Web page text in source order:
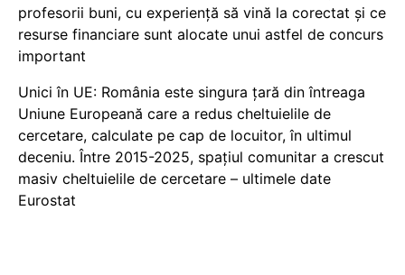
profesorii buni, cu experiență să vină la corectat și ce
resurse financiare sunt alocate unui astfel de concurs
important
Unici în UE: România este singura țară din întreaga
Uniune Europeană care a redus cheltuielile de
cercetare, calculate pe cap de locuitor, în ultimul
deceniu. Între 2015-2025, spațiul comunitar a crescut
masiv cheltuielile de cercetare – ultimele date
Eurostat